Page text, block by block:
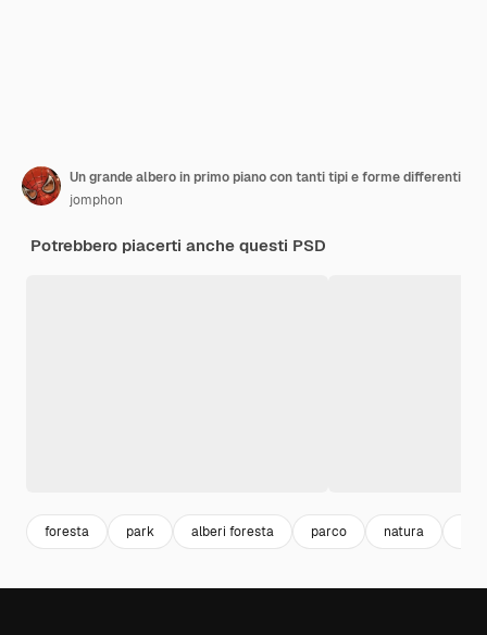
Un grande albero in primo piano con tanti tipi e forme differenti
jomphon
Potrebbero piacerti anche questi PSD
foresta park alberi foresta parco natura